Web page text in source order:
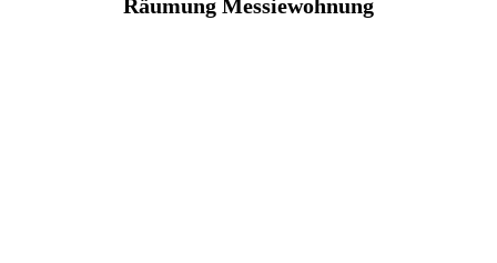
Räumung Messiewohnung